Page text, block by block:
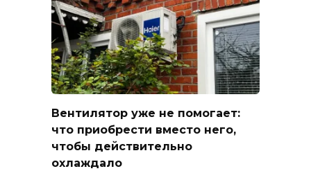
Вентилятор уже не помогает:
что приобрести вместо него,
чтобы действительно
охлаждало